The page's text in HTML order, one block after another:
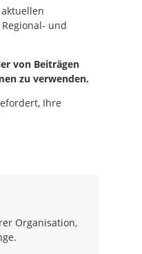
und
von Beiträgen
zu verwenden.
Ihre
Organisation,